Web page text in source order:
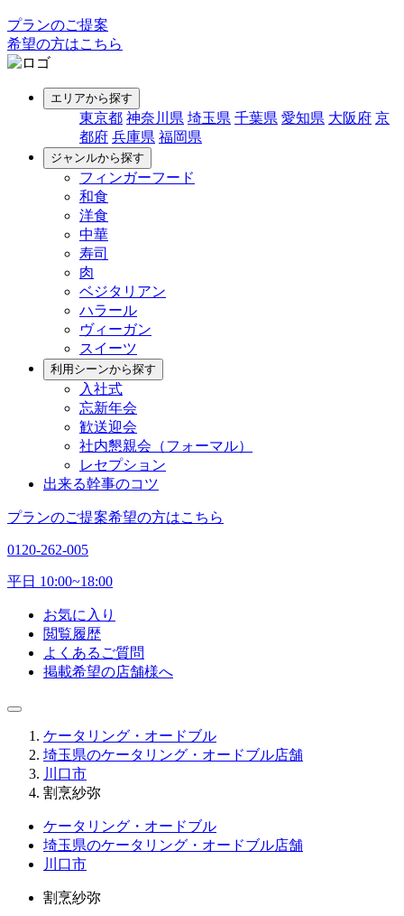
プランのご提案
希望の方はこちら
エリアから探す
東京都 神奈川県 埼玉県 千葉県 愛知県 大阪府 京
都府 兵庫県 福岡県
ジャンルから探す
フィンガーフード
和食
洋食
中華
寿司
肉
ベジタリアン
ハラール
ヴィーガン
スイーツ
利用シーンから探す
入社式
忘新年会
歓送迎会
社内懇親会（フォーマル）
レセプション
出来る幹事のコツ
プランのご提案希望の方はこちら
0120-262-005
平日 10:00~18:00
お気に入り
閲覧履歴
よくあるご質問
掲載希望の店舗様へ
ケータリング・オードブル
埼玉県のケータリング・オードブル店舗
川口市
割烹紗弥
ケータリング・オードブル
埼玉県のケータリング・オードブル店舗
川口市
割烹紗弥